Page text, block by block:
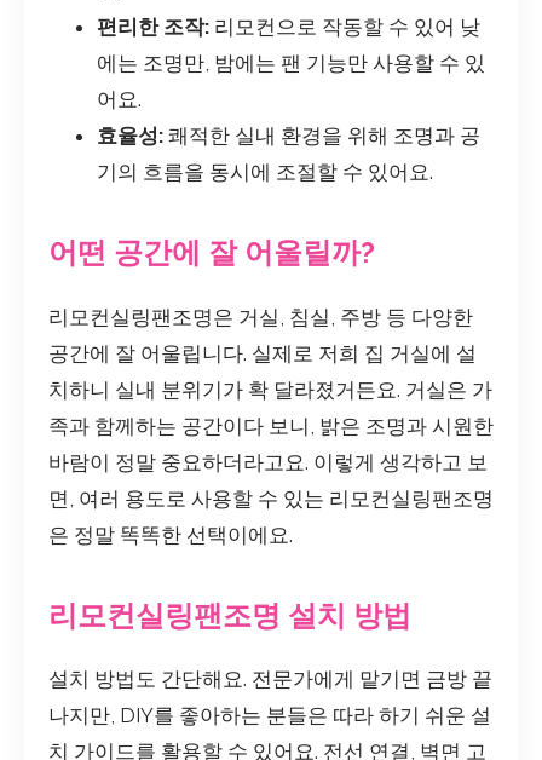
편리한 조작: 리모컨으로 작동할 수 있어 낮
에는 조명만, 밤에는 팬 기능만 사용할 수 있
어요.
효율성: 쾌적한 실내 환경을 위해 조명과 공
기의 흐름을 동시에 조절할 수 있어요.
어떤 공간에 잘 어울릴까?
리모컨실링팬조명은 거실, 침실, 주방 등 다양한
공간에 잘 어울립니다. 실제로 저희 집 거실에 설
치하니 실내 분위기가 확 달라졌거든요. 거실은 가
족과 함께하는 공간이다 보니, 밝은 조명과 시원한
바람이 정말 중요하더라고요. 이렇게 생각하고 보
면, 여러 용도로 사용할 수 있는 리모컨실링팬조명
은 정말 똑똑한 선택이에요.
리모컨실링팬조명 설치 방법
설치 방법도 간단해요. 전문가에게 맡기면 금방 끝
나지만, DIY를 좋아하는 분들은 따라 하기 쉬운 설
치 가이드를 활용할 수 있어요. 전선 연결, 벽면 고